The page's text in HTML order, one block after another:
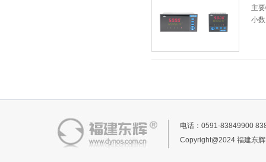
主
小
电话：0591-83849900
Copyright@2024 福建东